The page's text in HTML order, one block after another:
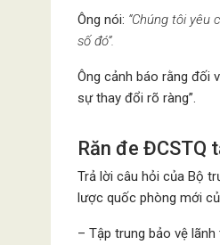
Ông nói: “Chúng tôi
số đó”.
Ông cảnh báo rằng đối
sự thay đổi rõ ràng”.
Răn đe ĐCSTQ
Trả lời câu hỏi của Bộ
lược quốc phòng mới
– Tập trung bảo vệ lãnh